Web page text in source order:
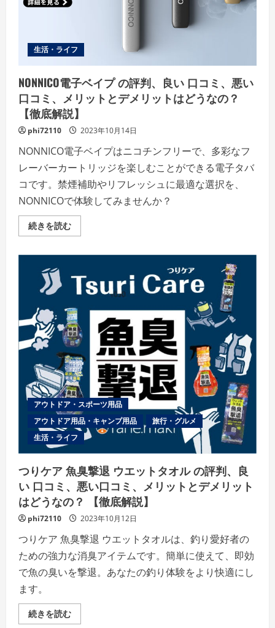
ト
リ
ッ
【徹
底
解
説】
の
詳
細
を
覧
く
だ
い
生活・ライフ
NONNICO電子ベイプ の評判、良い 口コミ、悪い
口コミ、メリットとデメリットはどうなの？
【徹底解説】
phi72110 2023年10月14日
NONNICO電子ベイプはニコチンフリーで、多彩なフ
レーバーカートリッジを楽しむことができる電子タバ
コです。禁煙補助やリフレッシュに最適な選択を、
NONNICOで体験してみませんか？
続きを読むNONNICO
電
の
評
判、
い
口
コ
ミ、
悪
い
口
コ
ミ、
メ
リ
ッ
ト
と
デ
メ
ッ
ト
は
ど
う
な
の？
【徹
解
説】
の
詳
細
を
く
だ
アウトドア・スポーツ用品
アウトドア用品・キャンプ用品
旅行・グルメ
生活・ライフ
つりケア 魚臭撃退 ウエットタオル の評判、良
い 口コミ、悪い口コミ、メリットとデメリット
はどうなの？ 【徹底解説】
phi72110 2023年10月12日
つりケア 魚臭撃退 ウエットタオルは、釣り愛好者の
ための強力な消臭アイテムです。簡単に使えて、即効
で魚の臭いを撃退。あなたの釣り体験をより快適にし
ます。
続きを読むつ
り